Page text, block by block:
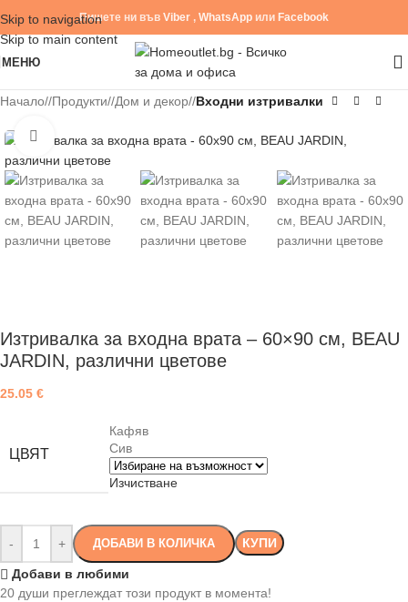
Skip to navigation
Skip to main content
Пишете ни във Viber , WhatsApp или Facebook
МЕНЮ
Начало/ Продукти/ Дом и декор/ Входни изтривалки
Click to enlarge
Изтривалка за входна врата – 60×90 см, BEAU
JARDIN, различни цветове
25.05 €
ЦВЯТ
Кафяв
Сив
Изчистване
- + ДОБАВИ В КОЛИЧКА КУПИ
Добави в любими
20 души преглеждат този продукт в момента!